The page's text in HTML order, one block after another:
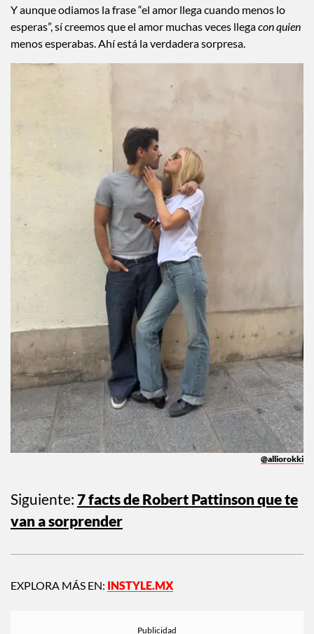
Y aunque odiamos la frase “el amor llega cuando menos lo
esperas”, sí creemos que el amor muchas veces llegacon quien
menos esperabas. Ahí está la verdadera sorpresa.
@alliorokki
Siguiente: 7 facts de Robert Pattinson que te
van a sorprender
EXPLORA MÁS EN: INSTYLE.MX